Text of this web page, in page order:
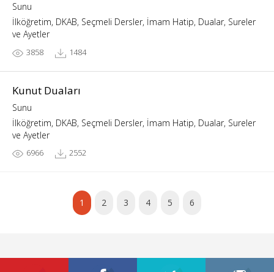
Sunu
İlköğretim, DKAB, Seçmeli Dersler, İmam Hatip, Dualar, Sureler
ve Ayetler
3858 1484
Kunut Duaları
Sunu
İlköğretim, DKAB, Seçmeli Dersler, İmam Hatip, Dualar, Sureler
ve Ayetler
6966 2552
1 2 3 4 5 6